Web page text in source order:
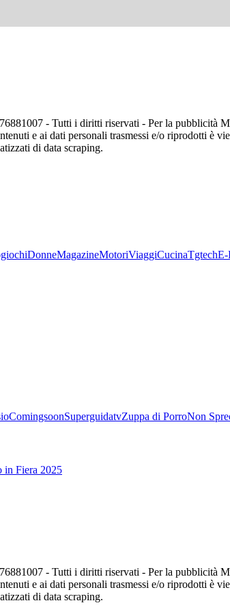
- Tutti i diritti riservati - Per la pubblicità
e ai dati personali trasmessi e/o riprodotti è
di data scraping.
DonneMagazineMotoriViaggiCucinaTgtechE-
ComingsoonSuperguidatvZuppa di PorroNon
Fiera 2025
- Tutti i diritti riservati - Per la pubblicità
e ai dati personali trasmessi e/o riprodotti è
di data scraping.